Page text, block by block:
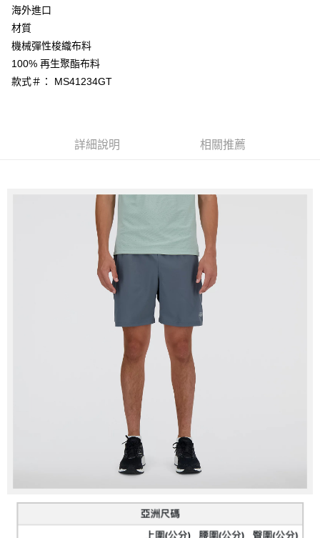
消。如遇「轉專審核」未通過狀況，表示未達大哥付你分期系統評分，恕無
法說明評估內容。
【繳款方式說明】
1.分期款項不併入電信帳單，「大哥付你分期」於每月結算日後寄送繳費提
2.透過簡訊連結打開帳單後，可選擇「超商條碼／台灣大直營門市／銀行轉
帳／街口支付／iPASS MONEY」等通路繳費。
買賣價金債權讓與本公司後，依約使用本公司帳單繳交帳款。
3.完整用戶服務條款，請詳閱以下連結：https://oppay.tw/userRule
２．便利：只要手機號碼，簡訊認證，即可結帳。
３．安心：先確認商品／服務後，再付款。
【「AFTEE先享後付」結帳流程】
１．於結帳方式選擇「AFTEE先享後付」後，將跳轉至「AFTEE先享後付」
２．訂單成立數日內，您將收到繳費通知簡訊。
購買商品的店家。未經商家同意取消之訂單仍視為有效，需透過AFTEE先享
後付繳納相關費用。
１．透過由恩沛科技股份有限公司提供之「AFTEE先享後付」服務完成之交
易，需依本服務之必要範圍內提供個人資料，並將交易相關給付款項請求債
權轉讓予恩沛科技股份有限公司。
２．關於個人資料處理事宜，請瀏覽以下網址：
https://aftee.tw/terms/#terms3
３．未成年的使用者請事先徵得法定代理人或監護人之同意方可使用
「AFTEE先享後付」，若未經同意申辦者引起之損失，本公司不負相關責
４．使用「AFTEE先享後付」時，將依據個別帳號之用戶狀況，依本公司即
時審查核予不同之上限額度；若仍有額度不足之情形，本公司將視審查結果
５．嚴禁一人註冊多個帳號或使用他人資訊註冊。若發現惡意使用之情形，
恩沛科技股份有限公司將有權停止該用戶之使用額度並採取法律行動。
運送方式
付款後全家取貨
每筆NT$70，滿NT$899(含以上)免運費
付款後7-11取貨
每筆NT$100，滿NT$1,000(含以上)免運費
海外進口
材質
機械彈性梭織布料
100% 再生聚酯布料
款式＃： MS41234GT
詳細說明 相關推薦